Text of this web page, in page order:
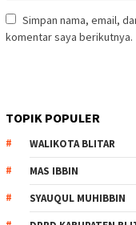
Simpan nama, email,
komentar saya berikutnya.
TOPIK POPULER
WALIKOTA BLITAR
MAS IBBIN
SYAUQUL MUHIBBIN